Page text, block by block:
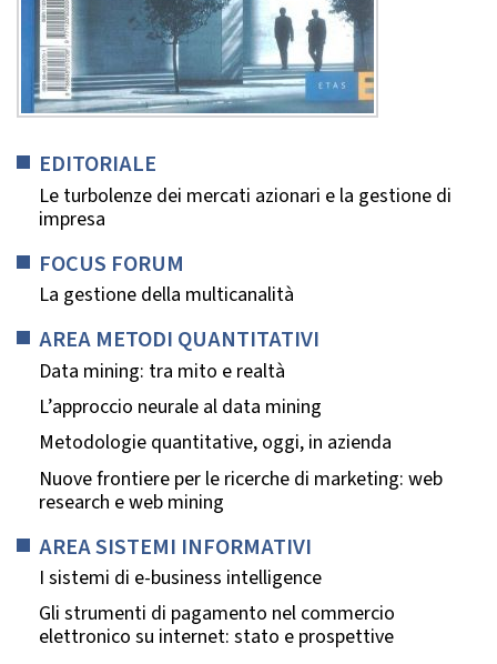
EDITORIALE
Le turbolenze dei mercati azionari e la gestione di
impresa
FOCUS FORUM
La gestione della multicanalità
AREA METODI QUANTITATIVI
Data mining: tra mito e realtà
L’approccio neurale al data mining
Metodologie quantitative, oggi, in azienda
Nuove frontiere per le ricerche di marketing: web
research e web mining
AREA SISTEMI INFORMATIVI
I sistemi di e-business intelligence
Gli strumenti di pagamento nel commercio
elettronico su internet: stato e prospettive